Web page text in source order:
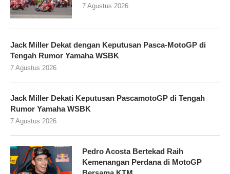
7 Agustus 2026
Jack Miller Dekat dengan Keputusan Pasca-MotoGP di
Tengah Rumor Yamaha WSBK
7 Agustus 2026
Jack Miller Dekati Keputusan PascamotoGP di Tengah
Rumor Yamaha WSBK
7 Agustus 2026
Pedro Acosta Bertekad Raih
Kemenangan Perdana di MotoGP